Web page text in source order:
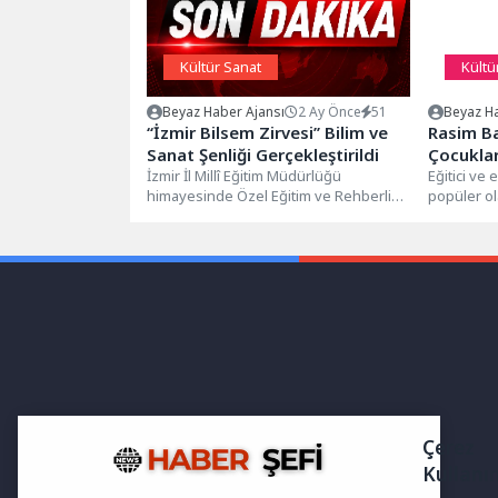
Kültür Sanat
Beyaz Haber Ajansı 2 Ay Önce 51
‘‘İzmir Bilsem Zirvesi’’ Bilim ve
Sanat Şenliği Gerçekleştirildi
İzmir İl Millî Eğitim Müdürlüğü
himayesinde Özel Eğitim ve Rehberlik
Beyaz
Rasim
Eğitici ve
popüler
Çerez